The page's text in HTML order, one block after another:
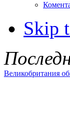
Skip
Великобритания